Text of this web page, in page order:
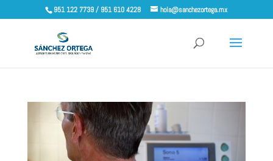
951 122 7739 / 951 610 4228 hola@sanchezortega.mx